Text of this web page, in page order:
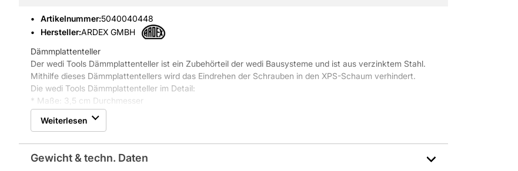
Artikelnummer:5040040448
Hersteller:ARDEX GMBH
Dämmplattenteller
Der wedi Tools Dämmplattenteller ist ein Zubehörteil der wedi Bausysteme und ist aus verzinktem Stahl.
Mithilfe dieses Dämmplattentellers wird das Eindrehen der Schrauben in den XPS-Schaum verhindert.
Die wedi Tools Dämmplattenteller im Detail:
* Maße: 3,5 cm Durchmesser
* Material: verzinktes Stahl
Weiterlesen
Gewicht & techn. Daten